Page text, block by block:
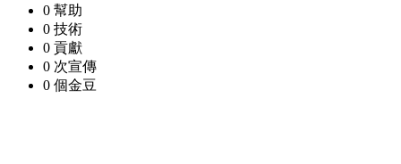
0 幫助
0 技術
0 貢獻
0 次宣傳
0 個金豆